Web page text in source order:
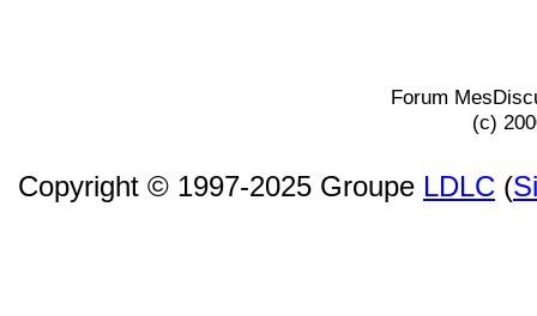
Forum
(c)
Copyright © 1997-2025 Groupe LDLC (